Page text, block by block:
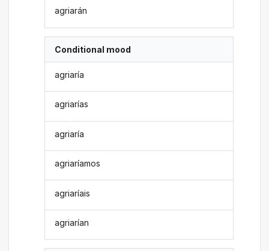
agriarán
Conditional mood
agriaría
agriarías
agriaría
agriaríamos
agriaríais
agriarían